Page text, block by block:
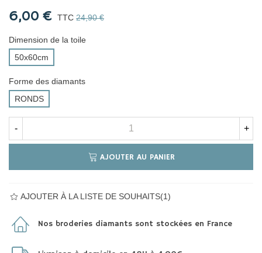
6,00 € TTC 24,90 €
Dimension de la toile
50x60cm
Forme des diamants
RONDS
- +
AJOUTER AU PANIER
AJOUTER À LA LISTE DE SOUHAITS(1)
Nos broderies diamants sont stockées en France